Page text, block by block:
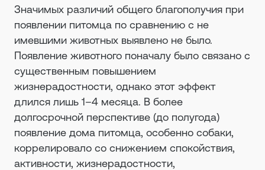
Значимых различий общего благополучия при
появлении питомца по сравнению с не
имевшими животных выявлено не было.
Появление животного поначалу было связано с
существенным повышением
жизнерадостности, однако этот эффект
длился лишь 1–4 месяца. В более
долгосрочной перспективе (до полугода)
появление дома питомца, особенно собаки,
коррелировало со снижением спокойствия,
активности, жизнерадостности,